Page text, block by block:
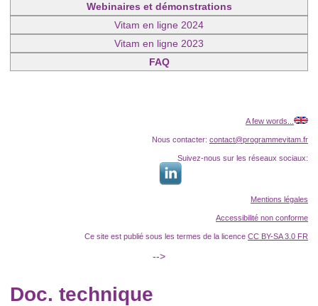
Webinaires et démonstrations
Vitam en ligne 2024
Vitam en ligne 2023
FAQ
A few words...
Nous contacter: contact@programmevitam.fr
Suivez-nous sur les réseaux sociaux:
Mentions légales
Accessibilité non conforme
Ce site est publié sous les termes de la licence CC BY-SA 3.0 FR
-->
Doc. technique